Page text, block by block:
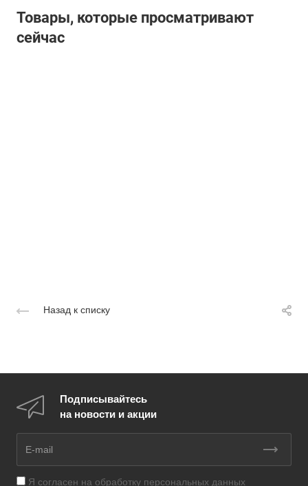
Товары, которые просматривают
сейчас
Назад к списку
Подписывайтесь
на новости и акции
Я согласен на обработку персональных данных